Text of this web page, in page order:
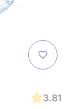
3.81